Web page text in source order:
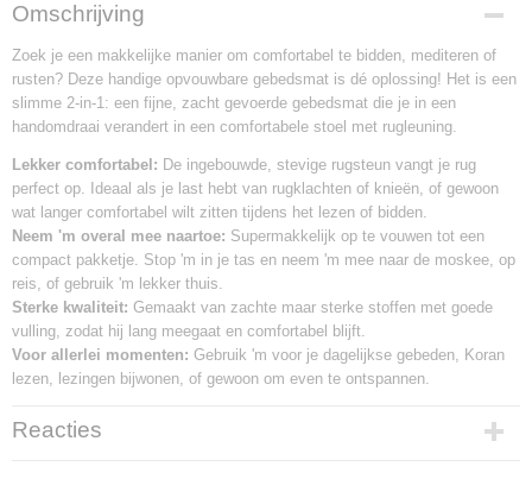
Omschrijving
Zoek je een makkelijke manier om comfortabel te bidden, mediteren of
rusten? Deze handige opvouwbare gebedsmat is dé oplossing! Het is een
slimme 2-in-1: een fijne, zacht gevoerde gebedsmat die je in een
handomdraai verandert in een comfortabele stoel met rugleuning.
Lekker comfortabel: De ingebouwde, stevige rugsteun vangt je rug
perfect op. Ideaal als je last hebt van rugklachten of knieën, of gewoon
wat langer comfortabel wilt zitten tijdens het lezen of bidden.
Neem 'm overal mee naartoe: Supermakkelijk op te vouwen tot een
compact pakketje. Stop 'm in je tas en neem 'm mee naar de moskee, op
reis, of gebruik 'm lekker thuis.
Sterke kwaliteit: Gemaakt van zachte maar sterke stoffen met goede
vulling, zodat hij lang meegaat en comfortabel blijft.
Voor allerlei momenten: Gebruik 'm voor je dagelijkse gebeden, Koran
lezen, lezingen bijwonen, of gewoon om even te ontspannen.
Reacties